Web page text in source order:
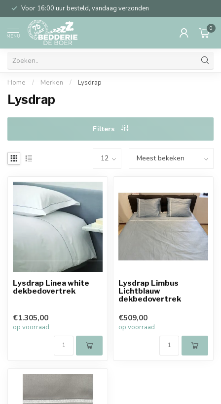
Voor 16:00 uur besteld, vandaag verzonden
MENU
0
Home / Merken / Lysdrap
Lysdrap
Filters
Lysdrap Linea white
dekbedovertrek
€1.305,00
op voorraad
Lysdrap Limbus
Lichtblauw
dekbedovertrek
€509,00
op voorraad